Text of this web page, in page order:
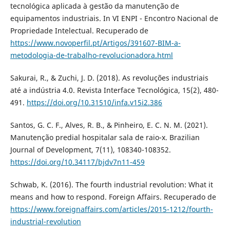
tecnológica aplicada à gestão da manutenção de
equipamentos industriais. In VI ENPI - Encontro Nacional de
Propriedade Intelectual. Recuperado de
https://www.novoperfil.pt/Artigos/391607-BIM-a-
metodologia-de-trabalho-revolucionadora.html
Sakurai, R., & Zuchi, J. D. (2018). As revoluções industriais
até a indústria 4.0. Revista Interface Tecnológica, 15(2), 480-
491. https://doi.org/10.31510/infa.v15i2.386
Santos, G. C. F., Alves, R. B., & Pinheiro, E. C. N. M. (2021).
Manutenção predial hospitalar sala de raio-x. Brazilian
Journal of Development, 7(11), 108340-108352.
https://doi.org/10.34117/bjdv7n11-459
Schwab, K. (2016). The fourth industrial revolution: What it
means and how to respond. Foreign Affairs. Recuperado de
https://www.foreignaffairs.com/articles/2015-1212/fourth-
industrial-revolution